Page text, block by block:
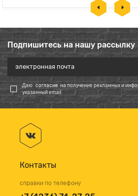
Подпишитесь на нашу рассылку
Даю согласие на получение рекламных и
указанный email
Контакты
справки по телефону